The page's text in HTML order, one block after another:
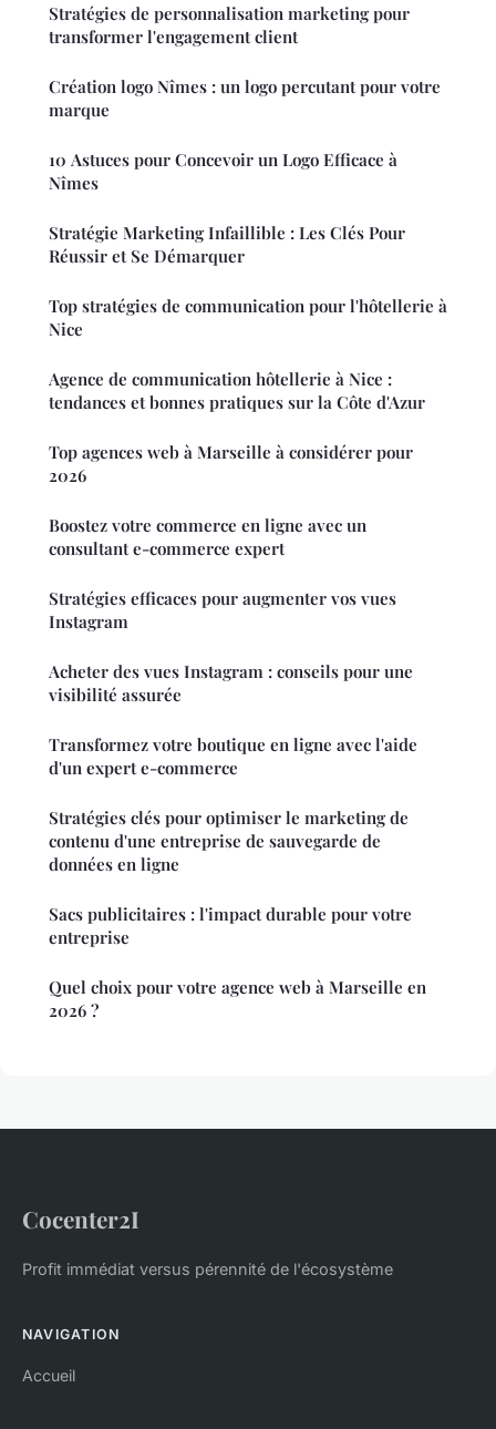
Stratégies de personnalisation marketing pour
transformer l'engagement client
Création logo Nîmes : un logo percutant pour votre
marque
10 Astuces pour Concevoir un Logo Efficace à
Nîmes
Stratégie Marketing Infaillible : Les Clés Pour
Réussir et Se Démarquer
Top stratégies de communication pour l'hôtellerie à
Nice
Agence de communication hôtellerie à Nice :
tendances et bonnes pratiques sur la Côte d'Azur
Top agences web à Marseille à considérer pour
2026
Boostez votre commerce en ligne avec un
consultant e-commerce expert
Stratégies efficaces pour augmenter vos vues
Instagram
Acheter des vues Instagram : conseils pour une
visibilité assurée
Transformez votre boutique en ligne avec l'aide
d'un expert e-commerce
Stratégies clés pour optimiser le marketing de
contenu d'une entreprise de sauvegarde de
données en ligne
Sacs publicitaires : l'impact durable pour votre
entreprise
Quel choix pour votre agence web à Marseille en
2026 ?
Cocenter2I
Profit immédiat versus pérennité de l'écosystème
NAVIGATION
Accueil